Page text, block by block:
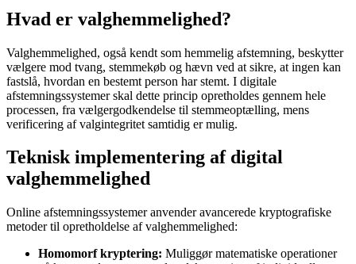
Hvad er valghemmelighed?
Valghemmelighed, også kendt som hemmelig afstemning, beskytter
vælgere mod tvang, stemmekøb og hævn ved at sikre, at ingen kan
fastslå, hvordan en bestemt person har stemt. I digitale
afstemningssystemer skal dette princip opretholdes gennem hele
processen, fra vælgergodkendelse til stemmeoptælling, mens
verificering af valgintegritet samtidig er mulig.
Teknisk implementering af digital
valghemmelighed
Online afstemningssystemer anvender avancerede kryptografiske
metoder til opretholdelse af valghemmelighed:
Homomorf kryptering: Muliggør matematiske operationer